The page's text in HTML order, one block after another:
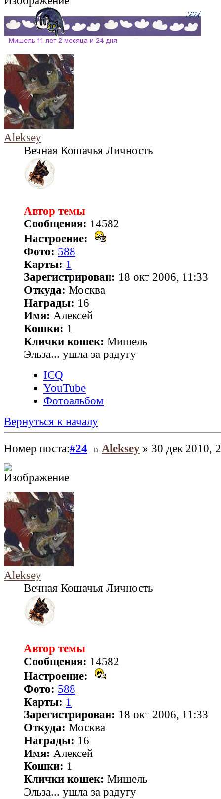
Aleksey
Вечная Кошачья Личность
Автор темы
Сообщения: 14582
Настроение:
Фото: 588
Карты: 1
Зарегистрирован: 18 окт 2006, 11:33
Откуда: Москва
Награды: 16
Имя: Алексей
Кошки: 1
Клички кошек: Мишель
Эльза... ушла за радугу
ICQ
YouTube
Фотоальбом
Вернуться к началу
Номер поста:#24 Aleksey » 30 дек 2010,
Aleksey
Вечная Кошачья Личность
Автор темы
Сообщения: 14582
Настроение:
Фото: 588
Карты: 1
Зарегистрирован: 18 окт 2006, 11:33
Откуда: Москва
Награды: 16
Имя: Алексей
Кошки: 1
Клички кошек: Мишель
Эльза... ушла за радугу